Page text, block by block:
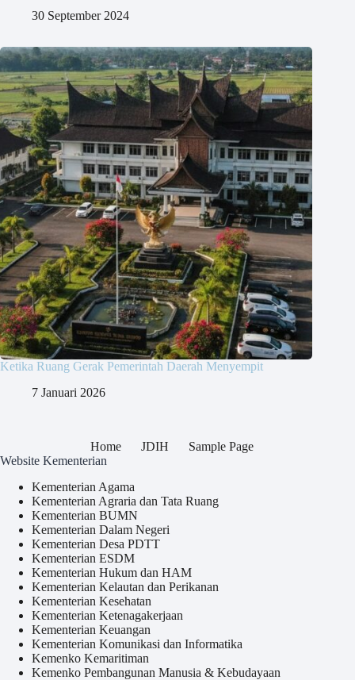
30 September 2024
Ketika Ruang Gerak Pemerintah Daerah Menyempit
7 Januari 2026
Home JDIH
Sample Page
Website Kementerian
Kementerian Agama
Kementerian Agraria dan Tata Ruang
Kementerian BUMN
Kementerian Dalam Negeri
Kementerian Desa PDTT
Kementerian ESDM
Kementerian Hukum dan HAM
Kementerian Kelautan dan Perikanan
Kementerian Kesehatan
Kementerian Ketenagakerjaan
Kementerian Keuangan
Kementerian Komunikasi dan Informatika
Kemenko Kemaritiman
Kemenko Pembangunan Manusia & Kebudayaan